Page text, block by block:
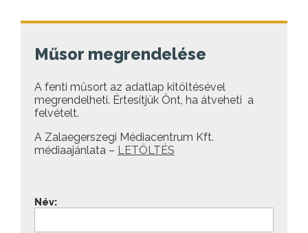
Műsor megrendelése
A fenti műsort az adatlap kitöltésével
megrendelheti. Értesítjük Önt, ha átveheti a
felvételt.
A Zalaegerszegi Médiacentrum Kft.
médiaajánlata – LETÖLTÉS
Név: